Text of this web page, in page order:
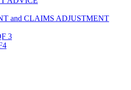
and CLAIMS ADJUSTMENT
3